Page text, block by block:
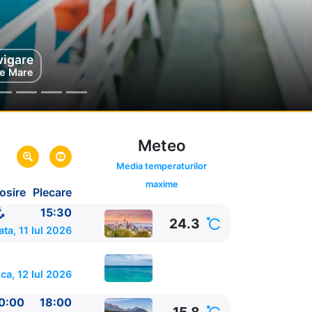
Mare
SUA
Plecare
Meteo
Media temperaturilor
maxime
15:30
11 Iul 2026 24.3
12 Iul 2026
18:00